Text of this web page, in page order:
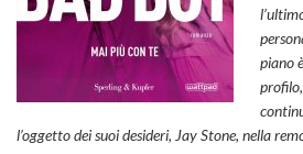
piano
l’oggetto dei suoi desideri, Jay Stone, nella